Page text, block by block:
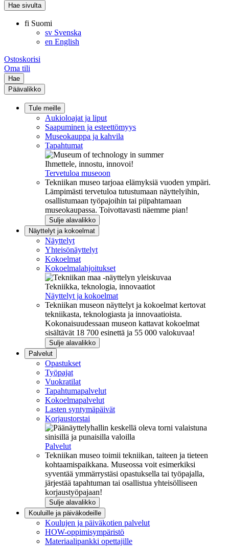
Hae sivulta
fi Suomi
sv Svenska
en English
Ostoskorisi
Oma tili
Hae
Päävalikko
Tule meille
Aukioloajat ja liput
Saapuminen ja esteettömyys
Museokauppa ja kahvila
Tapahtumat
Ihmettele, innostu, innovoi!
Tervetuloa museoon
Tekniikan museo tarjoaa elämyksiä vuoden ympäri.
Lämpimästi tervetuloa tutustumaan näyttelyihin,
osallistumaan työpajoihin tai piipahtamaan
museokaupassa. Toivottavasti näemme pian!
Sulje alavalikko
Näyttelyt ja kokoelmat
Näyttelyt
Yhteisönäyttelyt
Kokoelmat
Kokoelmalahjoitukset
Tekniikka, teknologia, innovaatiot
Näyttelyt ja kokoelmat
Tekniikan museon näyttelyt ja kokoelmat kertovat
tekniikasta, teknologiasta ja innovaatioista.
Kokonaisuudessaan museon kattavat kokoelmat
sisältävät 18 700 esinettä ja 55 000 valokuvaa!
Sulje alavalikko
Palvelut
Opastukset
Työpajat
Vuokratilat
Tapahtumapalvelut
Kokoelmapalvelut
Lasten syntymäpäivät
Korjaustorstai
Palvelut
Tekniikan museo toimii tekniikan, taiteen ja tieteen
kohtaamispaikkana. Museossa voit esimerkiksi
syventää ymmärrystäsi opastuksella tai työpajalla,
järjestää tapahtuman tai osallistua yhteisölliseen
korjaustyöpajaan!
Sulje alavalikko
Kouluille ja päiväkodeille
Koulujen ja päiväkotien palvelut
HOW-oppimisympäristö
Materiaalipankki opettajille